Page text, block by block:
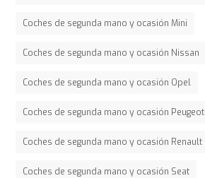
Coches de segunda mano y ocasión Mini
Coches de segunda mano y ocasión Nissan
Coches de segunda mano y ocasión Opel
Coches de segunda mano y ocasión Peugeot
Coches de segunda mano y ocasión Renault
Coches de segunda mano y ocasión Seat